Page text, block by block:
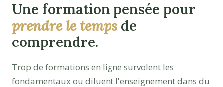
Une formation pensée pour
prendre le temps de
comprendre.
Trop de formations en ligne survolent les
fondamentaux ou diluent l'enseignement dans du